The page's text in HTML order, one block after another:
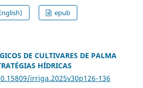
epub
DE CULTIVARES DE PALMA
HÍDRICAS
irriga.2025v30p126-136